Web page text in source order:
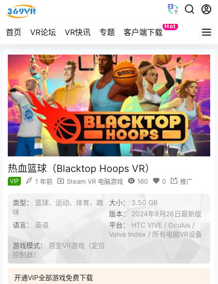
首页 VR论坛 VR快讯 专题 客户端下载
Hot
Quest
热血篮球（Blacktop Hoops VR）
VIP 1 年前 Steam VR 电脑游戏 160 0 推广
类型： 篮球、运动、体育、趣
味
大小： 3.50 GB
版本： 2024年8月26日最新版
语言： 英语 平台： HTC VIVE / Oculus /
Valve Index / 所有电脑VR设备
游戏模式： 原生VR游戏（定位
控制器）
开通VIP全部游戏免费下载